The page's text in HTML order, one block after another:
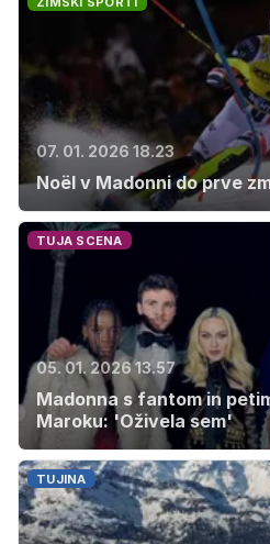
07. 01. 2026 18.23
Noël v Madonni do prve
TUJA SCENA
05. 01. 2026 13.57
Madonna s fantom in
Maroku: 'Oživela sem'
TUJINA